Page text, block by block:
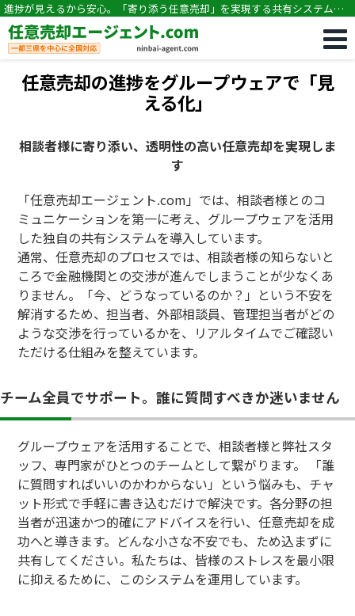
進捗が見えるから安心。「寄り添う任意売却」を実現する共有システム｜
任意売却専門｜競売・住宅ローン滞納の相談なら任意売却エージェン
ト.com
任意売却の進捗をグループウェアで「見
える化」
相談者様に寄り添い、透明性の高い任意売却を実現しま
す
「任意売却エージェント.com」では、相談者様とのコ
ミュニケーションを第一に考え、グループウェアを活用
した独自の共有システムを導入しています。
通常、任意売却のプロセスでは、相談者様の知らないと
ころで金融機関との交渉が進んでしまうことが少なくあ
りません。「今、どうなっているのか？」という不安を
解消するため、担当者、外部相談員、管理担当者がどの
ような交渉を行っているかを、リアルタイムでご確認い
ただける仕組みを整えています。
チーム全員でサポート。誰に質問すべきか迷いません
グループウェアを活用することで、相談者様と弊社スタ
ッフ、専門家がひとつのチームとして繋がります。 「誰
に質問すればいいのかわからない」という悩みも、チャ
ット形式で手軽に書き込むだけで解決です。各分野の担
当者が迅速かつ的確にアドバイスを行い、任意売却を成
功へと導きます。どんな小さな不安でも、ため込まずに
共有してください。私たちは、皆様のストレスを最小限
に抑えるために、このシステムを運用しています。